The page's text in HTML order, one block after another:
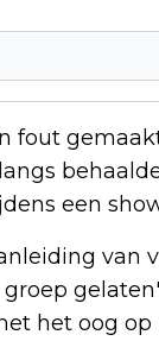
fout
een
van
het oog